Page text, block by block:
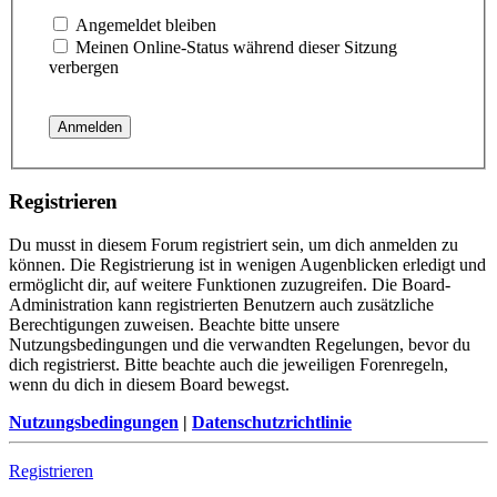
Angemeldet bleiben
Meinen Online-Status während dieser Sitzung
verbergen
Registrieren
Du musst in diesem Forum registriert sein, um dich anmelden zu
können. Die Registrierung ist in wenigen Augenblicken erledigt und
ermöglicht dir, auf weitere Funktionen zuzugreifen. Die Board-
Administration kann registrierten Benutzern auch zusätzliche
Berechtigungen zuweisen. Beachte bitte unsere
Nutzungsbedingungen und die verwandten Regelungen, bevor du
dich registrierst. Bitte beachte auch die jeweiligen Forenregeln,
wenn du dich in diesem Board bewegst.
Nutzungsbedingungen | Datenschutzrichtlinie
Registrieren